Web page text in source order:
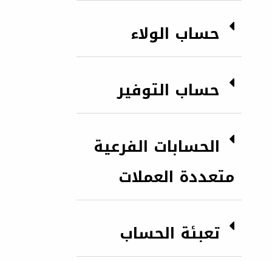
حساب الولاء
حساب التوفير
الحسابات الفرعية
متعددة العملات
تعبئة الحساب